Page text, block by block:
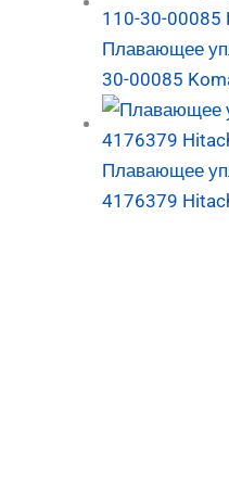
Плавающее
30-00085
Плавающее
4176379